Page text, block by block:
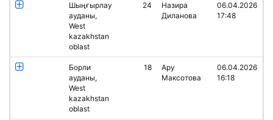
Шыңғырлау
ауданы,
West
kazakhstan
oblast
24
Назира
Диланова
06.04.2026
17:48
Борли
ауданы,
West
kazakhstan
oblast
18
Ару
Максотова
06.04.2026
16:18